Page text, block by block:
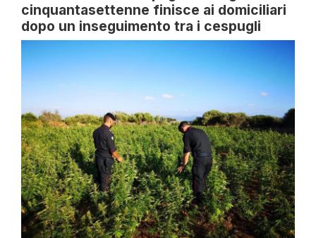
cinquantasettenne finisce ai domiciliari
dopo un inseguimento tra i cespugli